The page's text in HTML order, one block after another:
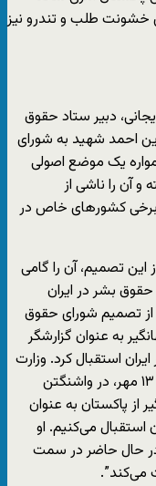
خشونت طلب و تندرو نیز
دبیر ستاد حقوق
احمد شهید به شورای
یک موضع اصولی
آن را ناشی از
برخی کشورهای خاص در
این تصمیم، آن را گامی
بشر در ایران
از تصمیم شورای حقوق
به عنوان گزارشگر
استقبال کرد. وزارت
خارجه‌ی امریکا در بیانیه‌ای که روز سه شنبه، ۱۳ مهر، در واشنگتن
از پاکستان به عنوان
استقبال می‌کنیم. او
در حال حاضر در سمت
می‌کند”.